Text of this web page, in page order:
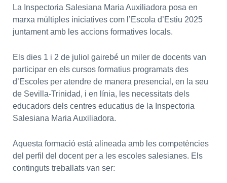
La Inspectoria Salesiana Maria Auxiliadora posa en
marxa múltiples iniciatives com l’Escola d’Estiu 2025
juntament amb les accions formatives locals.
Els dies 1 i 2 de juliol gairebé un miler de docents van
participar en els cursos formatius programats des
d’Escoles per atendre de manera presencial, en la seu
de Sevilla-Trinidad, i en línia, les necessitats dels
educadors dels centres educatius de la Inspectoria
Salesiana Maria Auxiliadora.
Aquesta formació està alineada amb les competències
del perfil del docent per a les escoles salesianes. Els
continguts treballats van ser: